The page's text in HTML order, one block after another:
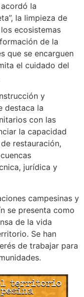
la
la limpieza de
ecosistemas
de la
que se encarguen
el cuidado del
y
destaca la
con las
la capacidad
restauración,
jurídica y
campesinas y
se presenta como
de la vida
Se han
de trabajar para